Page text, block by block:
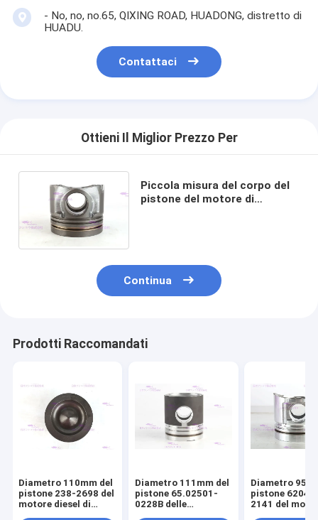
- No, no, no.65, QIXING ROAD, HUADONG, distretto di
HUADU.
Contattaci
Ottieni Il Miglior Prezzo Per
Piccola misura del corpo del
pistone del motore di
Continua
Prodotti Raccomandati
Diametro 110mm del
pistone 238-2698 del
motore diesel di
Diametro 111mm del
pistone 65.02501-
0228B delle
Diametro
pistone 6204-
2141 del